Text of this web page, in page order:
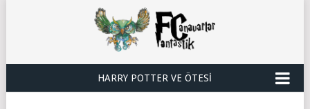
HARRY POTTER VE ÖTESI